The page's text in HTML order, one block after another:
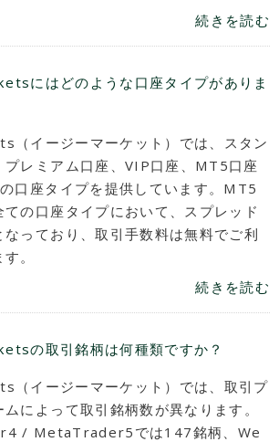
続きを読む
にはどのような口座タイプがありま
イージーマーケット）では、スタン
プレミアム口座、VIP口座、MT5口座
口座タイプを提供しています。MT5
ての口座タイプにおいて、スプレッド
なっており、取引手数料は無料でご利
。
続きを読む
の取引銘柄は何種類ですか？
イージーマーケット）では、取引プ
によって取引銘柄数が異なります。
/ MetaTrader5では147銘柄、We